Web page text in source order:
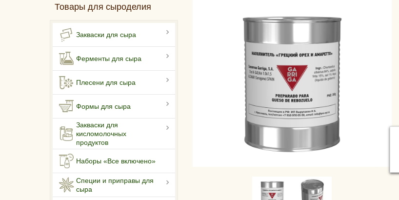
Товары для сыроделия
Закваски для сыра
Ферменты для сыра
Плесени для сыра
Формы для сыра
Закваски для
кисломолочных
продуктов
Наборы «Все включено»
Специи и приправы для
сыра